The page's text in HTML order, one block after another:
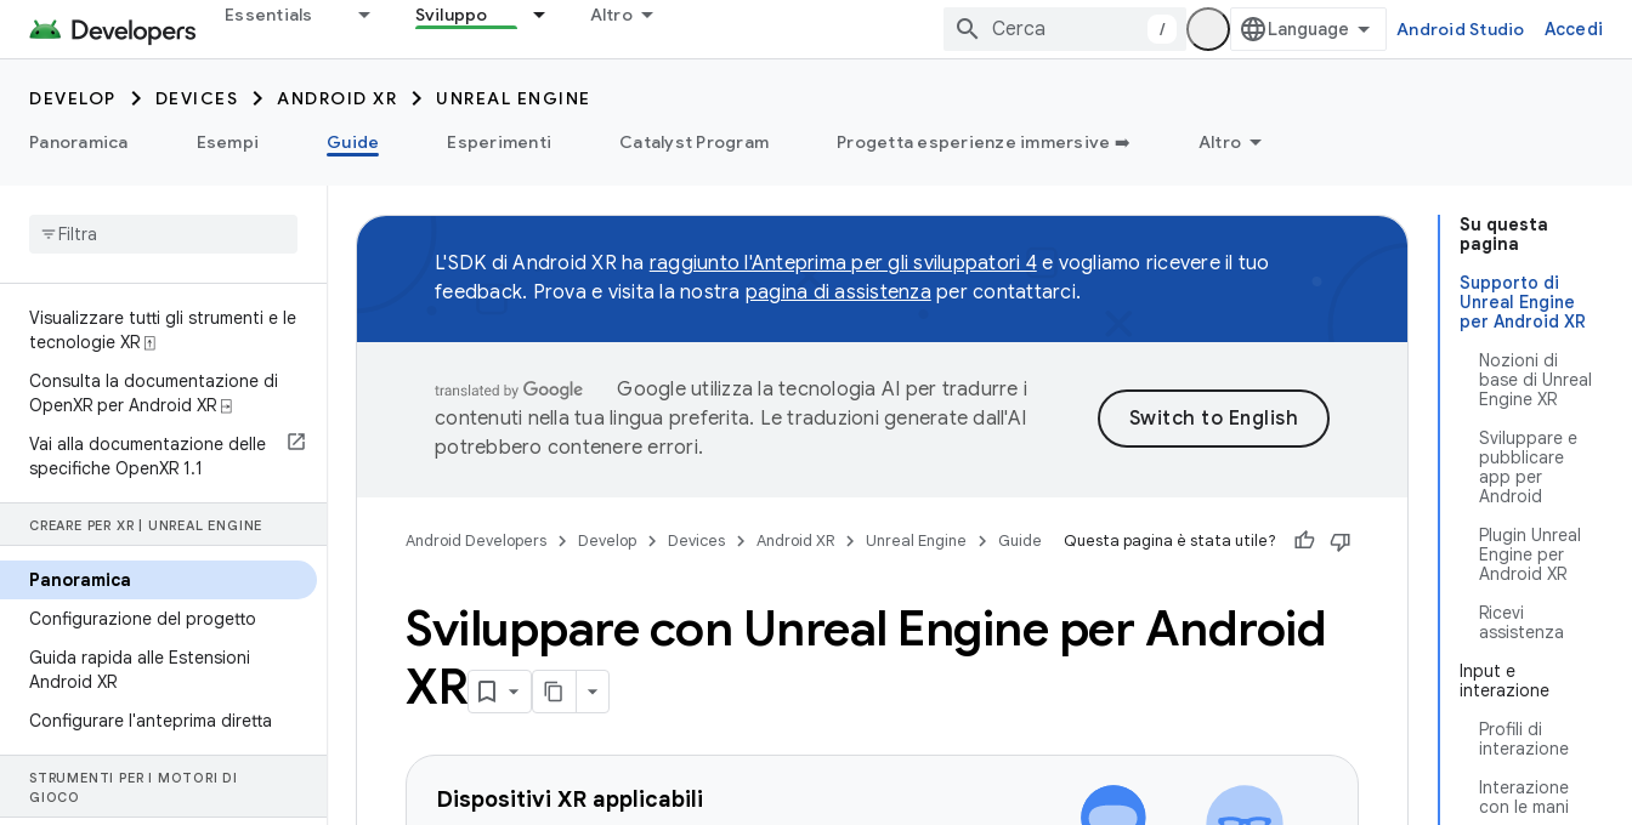
Essentials Sviluppo Altro
/ Android Studio Accedi
DEVELOP DEVICES ANDROID XR
UNREAL ENGINE
Panoramica
Esempi Guide Esperimenti Catalyst Program Progetta esperienze immersive ➡️ Altro
Visualizzare tutti gli strumenti e le
tecnologie XR ⍐
Consulta la documentazione di
OpenXR per Android XR ⍈
Vai alla documentazione delle
specifiche OpenXR 1.1
CREARE PER XR UNREAL ENGINE
Panoramica
Configurazione del progetto
Guida rapida alle Estensioni
Android XR
Configurare l'anteprima diretta
STRUMENTI PER I MOTORI DI
GIOCO
Su questa
pagina
Supporto di
Unreal Engine
per Android XR
Nozioni di
base di Unreal
Engine XR
Sviluppare e
pubblicare
app per
Android
Plugin Unreal
Engine per
Android XR
Ricevi
assistenza
Input e
interazione
Profili di
interazione
Interazione
con le mani
L'SDK di Android XR ha raggiunto l'Anteprima per gli sviluppatori 4e vogliamo ricevere il tuo
feedback. Prova e visita la nostra pagina di assistenza per contattarci.
Google utilizza la tecnologia AI per tradurre i
contenuti nella tua lingua preferita. Le traduzioni generate dall'AI
potrebbero contenere errori.
Android Developers Develop Devices Android XR Unreal Engine Guide Questa pagina è stata utile?
Sviluppare con Unreal Engine per Android
XR
Dispositivi XR applicabili